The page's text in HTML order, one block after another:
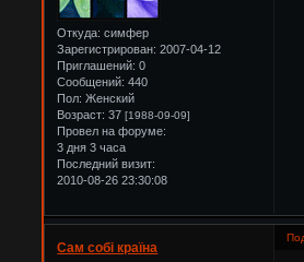
Откуда: симфер
Зарегистрирован: 2007-04-12
Приглашений: 0
Сообщений: 440
Пол: Женский
Возраст: 37[1988-09-09]
Провел на форуме:
3 дня 3 часа
Последний визит:
2010-08-26 23:30:08
Сам собі країна